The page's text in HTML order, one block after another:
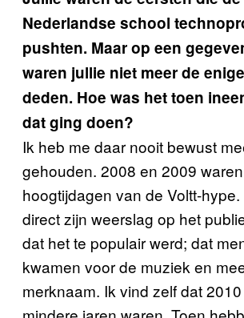
Nederlandse school
pushten. Maar op een
waren jullie niet meer de
deden. Hoe was het toen
dat ging doen?
Ik heb me daar nooit bewust
gehouden. 2008 en 2009
hoogtijdagen van de Voltt-
direct zijn weerslag op het
dat het te populair werd; dat
kwamen voor de muziek en
merknaam. Ik vind zelf dat